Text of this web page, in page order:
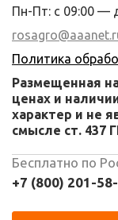
Пн-Пт: с 09:00 —
Политика
Размещенная
ценах и
характер и не
смысле ст. 437
Бесплатно по
+7 (800) 201-